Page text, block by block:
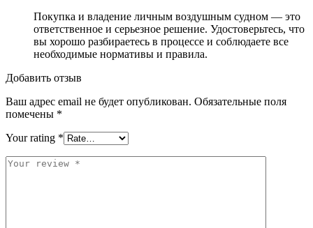
Покупка и владение личным воздушным судном — это
ответственное и серьезное решение. Удостоверьтесь, что
вы хорошо разбираетесь в процессе и соблюдаете все
необходимые нормативы и правила.
Добавить отзыв
Ваш адрес email не будет опубликован. Обязательные поля
помечены *
Your rating *